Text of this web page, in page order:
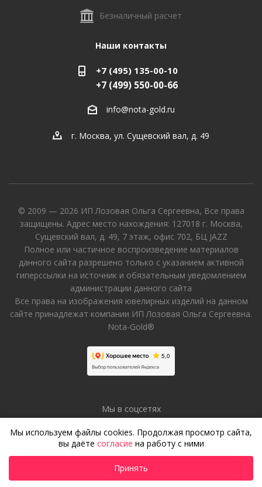
Безналичный расчет
Наши контакты
+7 (495) 135-00-10
+7 (499) 550-00-66
info@nota-gold.ru
г. Москва, ул. Сущевский вал, д. 49
© 2009 — 2026 ИП Лозовая Ольга Сергеевна, Все права
защищены. Адрес место нахождения: 127018 г. Москва,
Сущевский вал, д. 49, 7 этаж, офис 702, БЦ JAZZ
Полное или частичное воспроизведение материалов
данного сайта разрешено только с указанием активной
гиперссылки на источник и обязательным уведомлением
администрации данного сайта
Все права на изображения ювелирных изделий на данном
сайте принадлежат компании ИП Лозовая Ольга Сергеевна.
Nota-Gold®
Мы в соцсетях
Мы используем файлы cookies. Продолжая просмотр сайта,
вы даёте согласие на работу с ними
Принять